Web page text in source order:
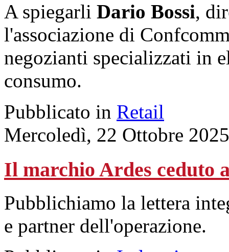
A spiegarli Dario Bossi,
l'associazione di
negozianti specializzati in
consumo.
Pubblicato in Retail
Mercoledì, 22 Ottobre
Il marchio Ardes ceduto
Pubblichiamo la lettera
e partner dell'operazione.